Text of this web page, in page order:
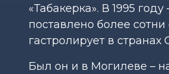
«Табакерка». В 1995
поставлено более
гастролирует в странах
Был он и в Могилеве –